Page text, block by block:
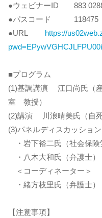
●ウェビナーID 883
●パスコード 118475
●URL https://
■プログラム
(1)基調講演 江口尚氏（
室 教授）
(2)講演 川浪晴美氏（自死
(3)パネルディスカッション
・岩下裕二氏（社会保険
・八木大和氏（弁護士）
＜コーディネーター＞
・緒方枝里氏（弁護士）
【注意事項】